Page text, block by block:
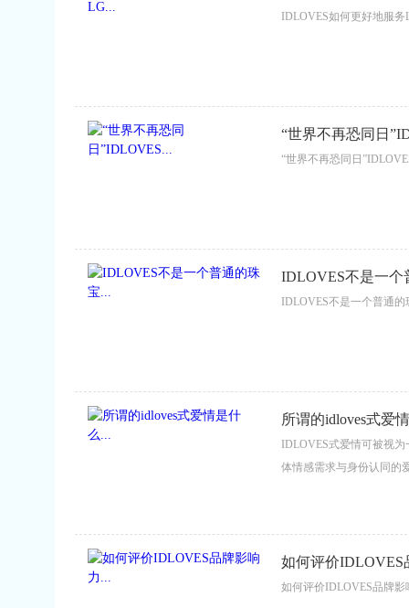
IDLOVES如何更好地服
“世界不再恐同日
“世界不再恐同日
IDLOVES不是一个
IDLOVES不是一个普通
所谓的idloves式爱
IDLOVES式爱情可被视
体情感需求与身份认同的
如何评价IDLOVES
如何评价IDLOVES品牌影